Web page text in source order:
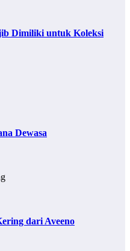
Dimiliki untuk Koleksi
Dewasa
dari Aveeno